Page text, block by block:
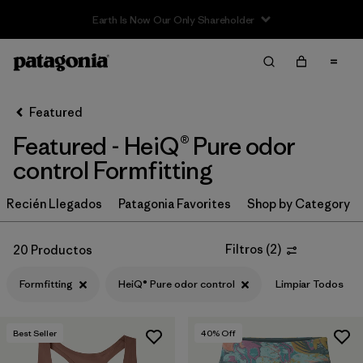
Sale — Up to 40% Off Past-Season Clothing & Gear
Filter & Sort
Ordenar Por
Filtrar por
Category
Filtrar por
Price
Filtrar por
Color
Featured
Featured - HeiQ® Pure odor
control Formfitting
Recién Llegados Patagonia Favorites Shop by Category
20 Productos Filtros (2)
Formfitting HeiQ® Pure odor control Limpiar Todos
Best Seller 40% Off